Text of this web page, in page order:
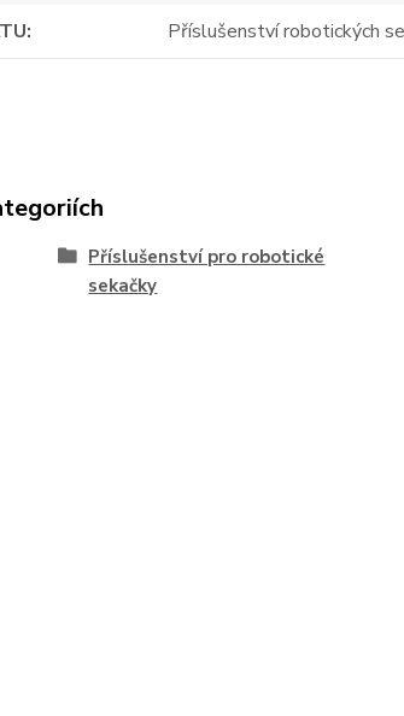
Příslušenství robotických
Příslušenství pro robotické
sekačky